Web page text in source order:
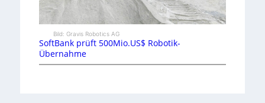
Bild: Gravis Robotics AG
SoftBank prüft 500Mio.US$ Robotik-
Übernahme